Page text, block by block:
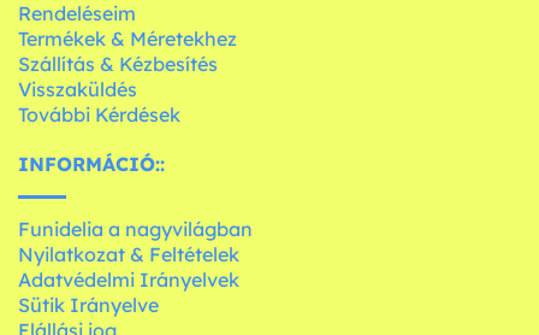
Rendeléseim
Termékek & Méretekhez
Szállítás & Kézbesítés
Visszaküldés
További Kérdések
INFORMÁCIÓ::
Funidelia a nagyvilágban
Nyilatkozat & Feltételek
Adatvédelmi Irányelvek
Sütik Irányelve